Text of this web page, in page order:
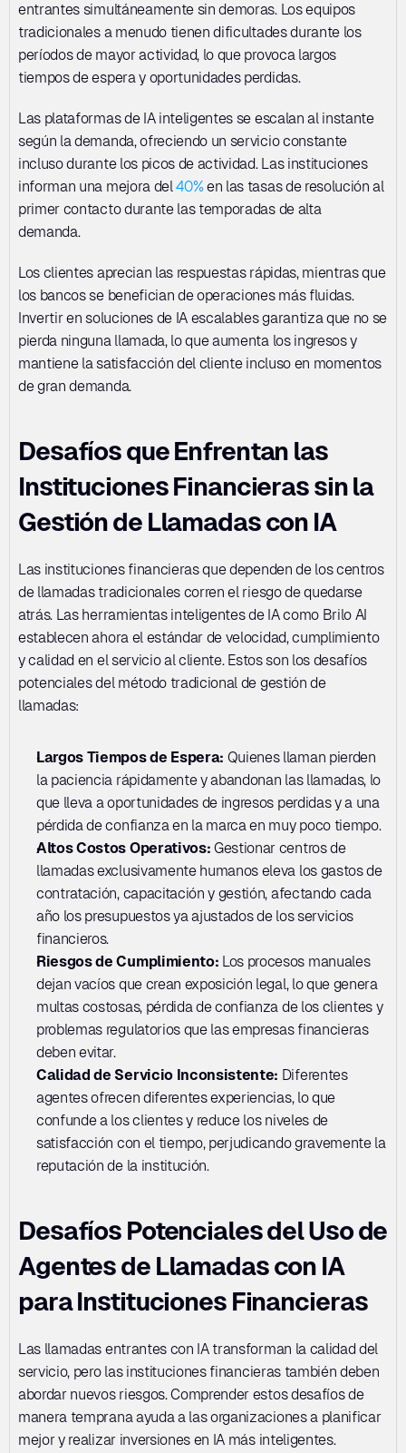
entrantes simultáneamente sin demoras. Los equipos
tradicionales a menudo tienen dificultades durante los
períodos de mayor actividad, lo que provoca largos
tiempos de espera y oportunidades perdidas.
Las plataformas de IA inteligentes se escalan al instante
según la demanda, ofreciendo un servicio constante
incluso durante los picos de actividad. Las instituciones
informan una mejora del 40% en las tasas de resolución al
primer contacto durante las temporadas de alta
demanda.
Los clientes aprecian las respuestas rápidas, mientras que
los bancos se benefician de operaciones más fluidas.
Invertir en soluciones de IA escalables garantiza que no se
pierda ninguna llamada, lo que aumenta los ingresos y
mantiene la satisfacción del cliente incluso en momentos
de gran demanda.
Desafíos que Enfrentan las
Instituciones Financieras sin la
Gestión de Llamadas con IA
Las instituciones financieras que dependen de los centros
de llamadas tradicionales corren el riesgo de quedarse
atrás. Las herramientas inteligentes de IA como Brilo AI
establecen ahora el estándar de velocidad, cumplimiento
y calidad en el servicio al cliente. Estos son los desafíos
potenciales del método tradicional de gestión de
llamadas:
Largos Tiempos de Espera: Quienes llaman pierden
la paciencia rápidamente y abandonan las llamadas, lo
que lleva a oportunidades de ingresos perdidas y a una
pérdida de confianza en la marca en muy poco tiempo.
Altos Costos Operativos: Gestionar centros de
llamadas exclusivamente humanos eleva los gastos de
contratación, capacitación y gestión, afectando cada
año los presupuestos ya ajustados de los servicios
financieros.
Riesgos de Cumplimiento: Los procesos manuales
dejan vacíos que crean exposición legal, lo que genera
multas costosas, pérdida de confianza de los clientes y
problemas regulatorios que las empresas financieras
deben evitar.
Calidad de Servicio Inconsistente: Diferentes
agentes ofrecen diferentes experiencias, lo que
confunde a los clientes y reduce los niveles de
satisfacción con el tiempo, perjudicando gravemente la
reputación de la institución.
Desafíos Potenciales del Uso de
Agentes de Llamadas con IA
para Instituciones Financieras
Las llamadas entrantes con IA transforman la calidad del
servicio, pero las instituciones financieras también deben
abordar nuevos riesgos. Comprender estos desafíos de
manera temprana ayuda a las organizaciones a planificar
mejor y realizar inversiones en IA más inteligentes.